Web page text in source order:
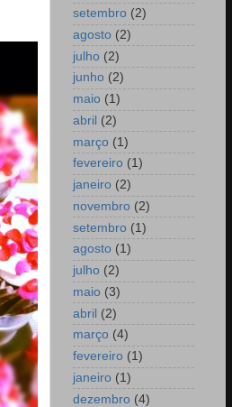
setembro (2)
agosto (2)
julho (2)
junho (2)
maio (1)
abril (2)
março (1)
fevereiro (1)
janeiro (2)
novembro (2)
setembro (1)
agosto (1)
julho (2)
maio (3)
abril (2)
março (4)
fevereiro (1)
janeiro (1)
dezembro (4)